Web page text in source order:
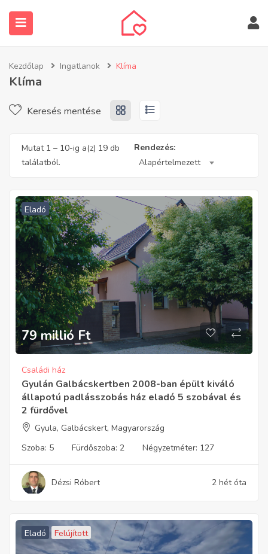
Kezdőlap Ingatlanok Klíma
Klíma
Keresés mentése
Mutat 1 – 10-ig a(z) 19 db
találatból.
Rendezés:
Alapértelmezett
Eladó
79 millió Ft
Családi ház
Gyulán Galbácskertben 2008-ban épült kiváló
állapotú padlásszobás ház eladó 5 szobával és
2 fürdővel
Gyula, Galbácskert, Magyarország
Szoba: 5 Fürdőszoba: 2 Négyzetméter: 127
Dézsi Róbert 2 hét óta
Eladó Felújított